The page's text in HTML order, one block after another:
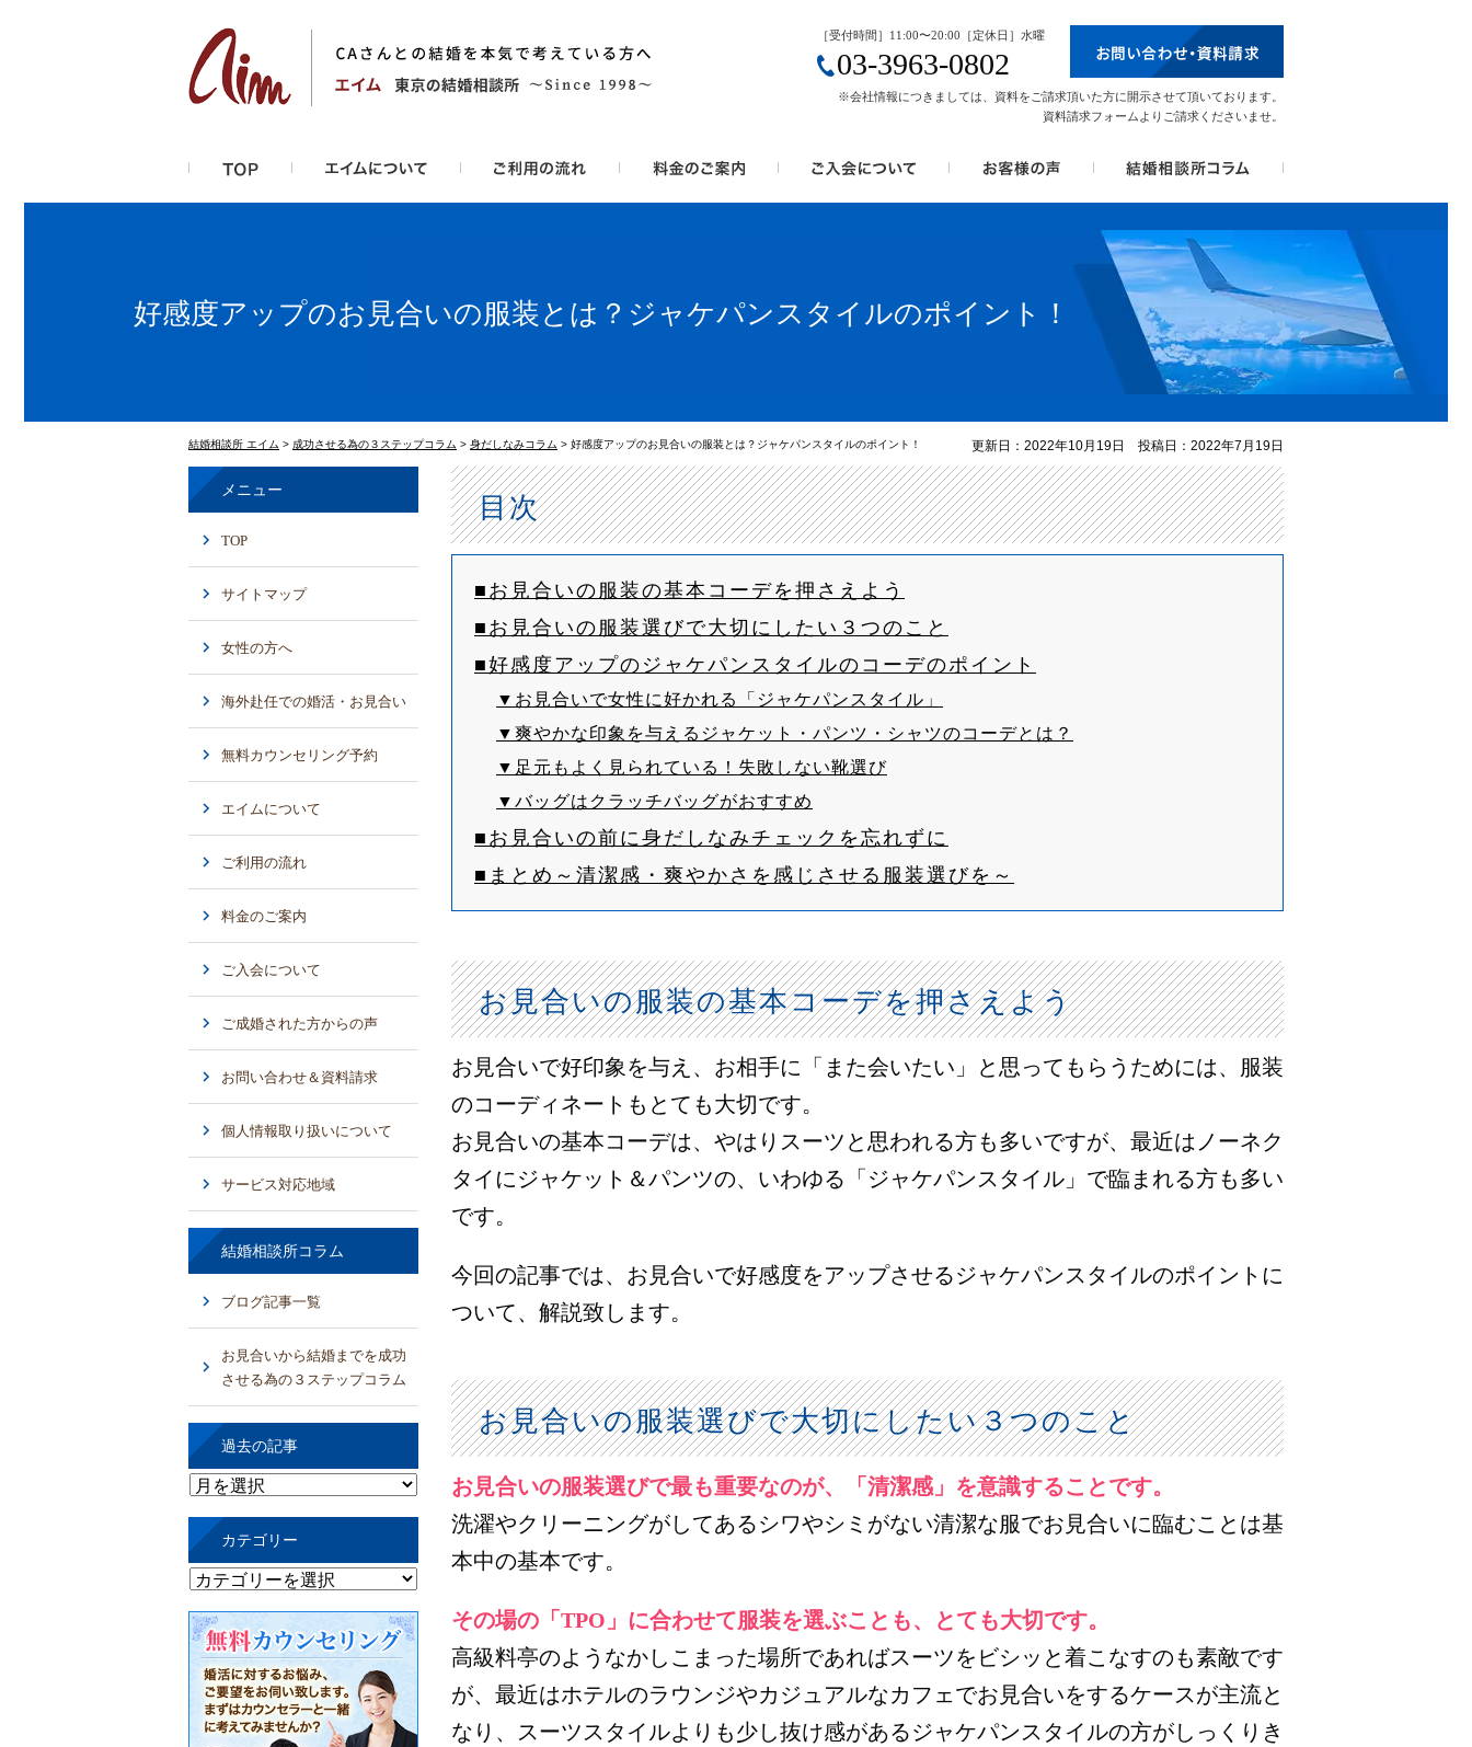
［受付時間］11:00〜20:00［定休日］水曜
03-3963-0802
※会社情報につきましては、資料をご請求頂いた方に開示させて頂いております。
資料請求フォームよりご請求くださいませ。
好感度アップのお見合いの服装とは？ジャケパンスタイルのポイント！
結婚相談所 エイム > 成功させる為の３ステップコラム > 身だしなみコラム > 好感度アップのお見合いの服装とは？ジャケパンスタイルのポイント！ 更新日：2022年10月19日 投稿日：2022年7月19日
目次
■お見合いの服装の基本コーデを押さえよう
■お見合いの服装選びで大切にしたい３つのこと
■好感度アップのジャケパンスタイルのコーデのポイント
▼お見合いで女性に好かれる「ジャケパンスタイル」
▼爽やかな印象を与えるジャケット・パンツ・シャツのコーデとは？
▼足元もよく見られている！失敗しない靴選び
▼バッグはクラッチバッグがおすすめ
■お見合いの前に身だしなみチェックを忘れずに
■まとめ～清潔感・爽やかさを感じさせる服装選びを～
お見合いの服装の基本コーデを押さえよう
お見合いで好印象を与え、お相手に「また会いたい」と思ってもらうためには、服装
のコーディネートもとても大切です。
お見合いの基本コーデは、やはりスーツと思われる方も多いですが、最近はノーネク
タイにジャケット＆パンツの、いわゆる「ジャケパンスタイル」で臨まれる方も多い
です。
今回の記事では、お見合いで好感度をアップさせるジャケパンスタイルのポイントに
ついて、解説致します。
お見合いの服装選びで大切にしたい３つのこと
お見合いの服装選びで最も重要なのが、「清潔感」を意識することです。
洗濯やクリーニングがしてあるシワやシミがない清潔な服でお見合いに臨むことは基
本中の基本です。
その場の「TPO」に合わせて服装を選ぶことも、とても大切です。
高級料亭のようなかしこまった場所であればスーツをビシッと着こなすのも素敵です
が、最近はホテルのラウンジやカジュアルなカフェでお見合いをするケースが主流と
なり、スーツスタイルよりも少し抜け感があるジャケパンスタイルの方がしっくりき
メニュー
TOP
サイトマップ
女性の方へ
海外赴任での婚活・お見合い
無料カウンセリング予約
エイムについて
ご利用の流れ
料金のご案内
ご入会について
ご成婚された方からの声
お問い合わせ＆資料請求
個人情報取り扱いについて
サービス対応地域
結婚相談所コラム
ブログ記事一覧
お見合いから結婚までを成功
させる為の３ステップコラム
過去の記事
過
去
の
記
カテゴリー
カ
テ
ゴ
リ